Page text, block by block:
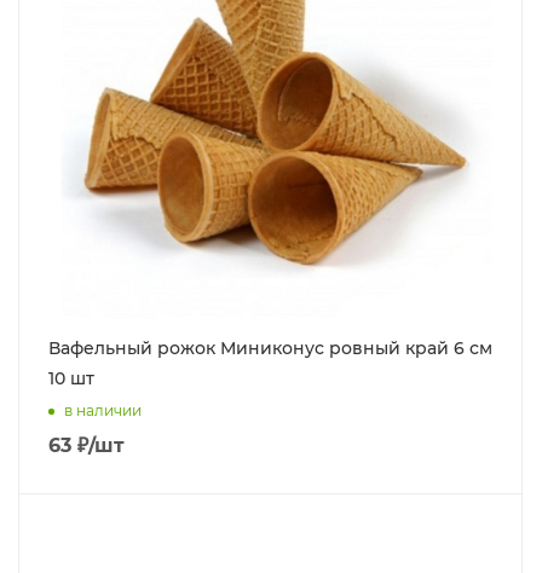
Вафельный рожок Миниконус ровный край 6 см
10 шт
в наличии
63 ₽/шт